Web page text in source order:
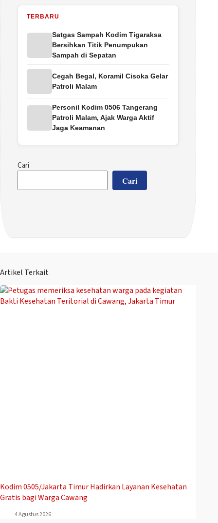
TERBARU
Satgas Sampah Kodim Tigaraksa
Bersihkan Titik Penumpukan
Sampah di Sepatan
Cegah Begal, Koramil Cisoka Gelar
Patroli Malam
Personil Kodim 0506 Tangerang
Patroli Malam, Ajak Warga Aktif
Jaga Keamanan
Cari
Cari
Artikel Terkait
Kodim 0505/Jakarta Timur Hadirkan Layanan Kesehatan
Gratis bagi Warga Cawang
4 Agustus 2026